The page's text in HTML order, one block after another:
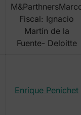
Fiscal: Ignacio
Martín de la
Fuente- Deloitte
Enrique Penichet